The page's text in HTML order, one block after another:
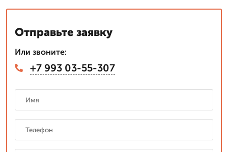
Отправьте заявку
Или звоните:
+7 993 03-55-307